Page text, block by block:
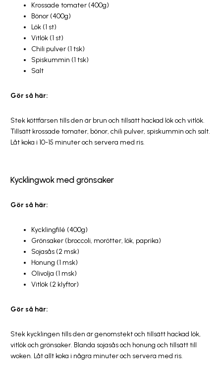
Krossade tomater (400g)
Bönor (400g)
Lök (1 st)
Vitlök (1 st)
Chili pulver (1 tsk)
Spiskummin (1 tsk)
Salt
Gör så här:
Stek köttfärsen tills den är brun och tillsätt hackad lök och vitlök.
Tillsätt krossade tomater, bönor, chili pulver, spiskummin och salt.
Låt koka i 10-15 minuter och servera med ris.
Kycklingwok med grönsaker
Gör så här:
Kycklingfilé (400g)
Grönsaker (broccoli, morötter, lök, paprika)
Sojasås (2 msk)
Honung (1 msk)
Olivolja (1 msk)
Vitlök (2 klyftor)
Gör så här:
Stek kycklingen tills den är genomstekt och tillsätt hackad lök,
vitlök och grönsaker. Blanda sojasås och honung och tillsätt till
woken. Låt allt koka i några minuter och servera med ris.